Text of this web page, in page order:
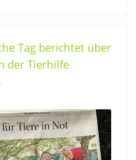
Tag berichtet über
der Tierhilfe